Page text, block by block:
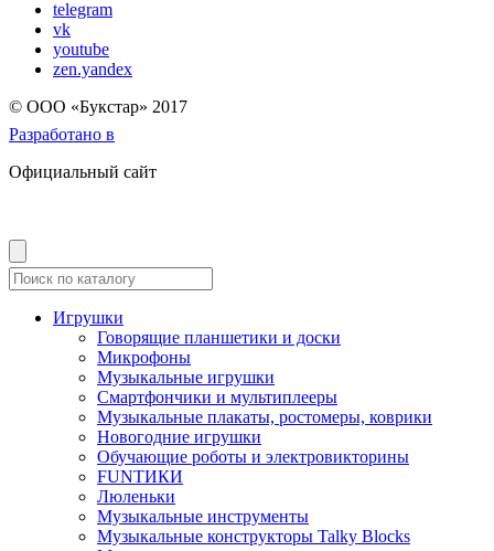
telegram
vk
youtube
zen.yandex
© OOO «Букстар» 2017
Разработано в
Официальный сайт
Игрушки
Говорящие планшетики и доски
Микрофоны
Музыкальные игрушки
Смартфончики и мультиплееры
Музыкальные плакаты, ростомеры, коврики
Новогодние игрушки
Обучающие роботы и электровикторины
FUNТИКИ
Люленьки
Музыкальные инструменты
Музыкальные конструкторы Talky Blocks